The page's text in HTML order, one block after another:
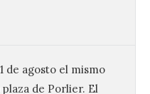
de agosto el mismo
de Porlier. El